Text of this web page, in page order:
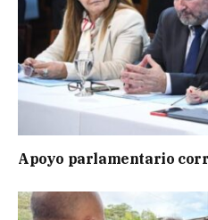
Apoyo parlamentario